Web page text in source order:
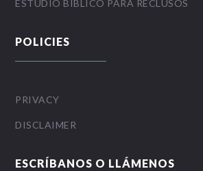
ESTUDIO BÍBLICO PARA RECLUSOS
POLICIES
PRIVACY
DISCLAIMER
ESCRÍBANOS O LLÁMENOS